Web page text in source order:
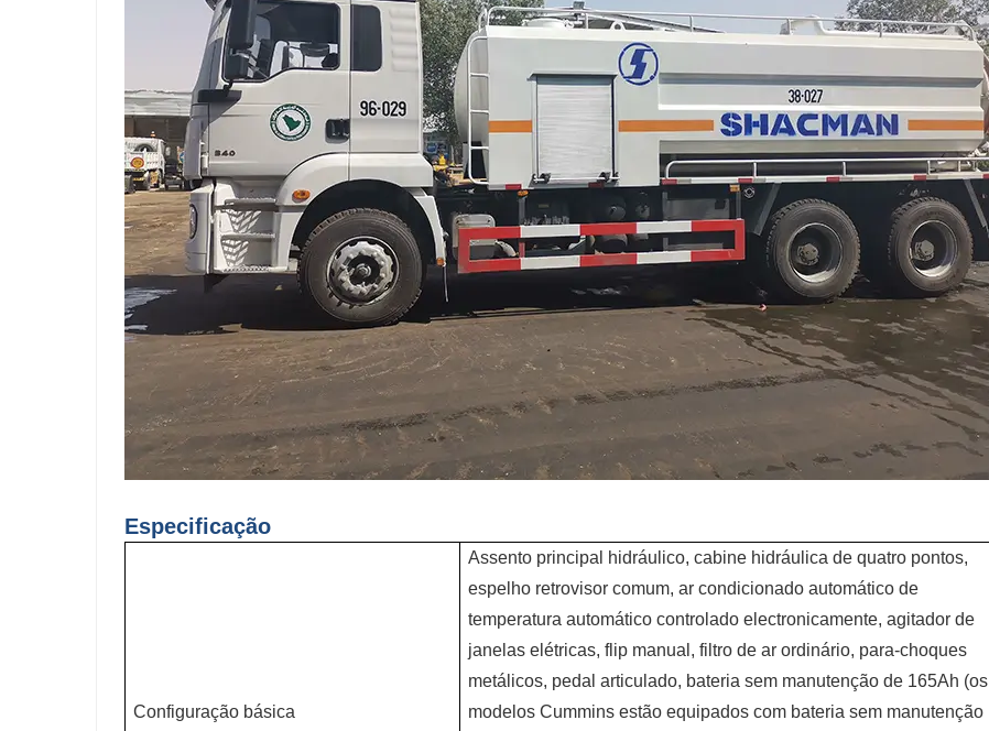
Especificação
Configuração básica
Assento principal hidráulico, cabine hidráulica de quatro pontos,
espelho retrovisor comum, ar condicionado automático de
temperatura automático controlado electronicamente, agitador de
janelas elétricas, flip manual, filtro de ar ordinário, para-choques
metálicos, pedal articulado, bateria sem manutenção de 165Ah (os
modelos Cummins estão equipados com bateria sem manutenção